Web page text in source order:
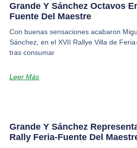
Grande Y Sánchez Octavos
Fuente Del Maestre
Con buenas sensaciones acabaron
Sánchez, en el XVII Rallye Villa de
tras consumar
Leer Más
Grande Y Sánchez
Rally Feria-Fuente Del